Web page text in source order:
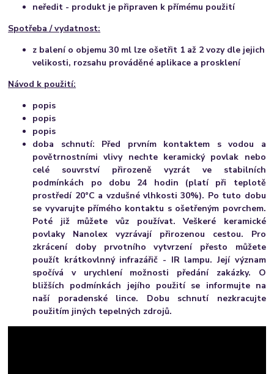
neředit - produkt je připraven k přímému použití
Spotřeba / vydatnost:
z balení o objemu 30 ml lze ošetřit 1 až 2 vozy dle jejich
velikosti, rozsahu prováděné aplikace a prosklení
Návod k použití:
popis
popis
popis
doba schnutí: Před prvním kontaktem s vodou a
povětrnostními vlivy nechte keramický povlak nebo
celé souvrství přirozeně vyzrát ve stabilních
podmínkách po dobu 24 hodin (platí při teplotě
prostředí 20°C a vzdušné vlhkosti 30%). Po tuto dobu
se vyvarujte přímého kontaktu s ošetřeným povrchem.
Poté již můžete vůz používat. Veškeré keramické
povlaky Nanolex vyzrávají přirozenou cestou. Pro
zkrácení doby prvotního vytvrzení přesto můžete
použít krátkovlnný infrazářič - IR lampu. Její význam
spočívá v urychlení možnosti předání zakázky. O
bližších podmínkách jejího použití se informujte na
naší poradenské lince. Dobu schnutí nezkracujte
použitím jiných tepelných zdrojů.